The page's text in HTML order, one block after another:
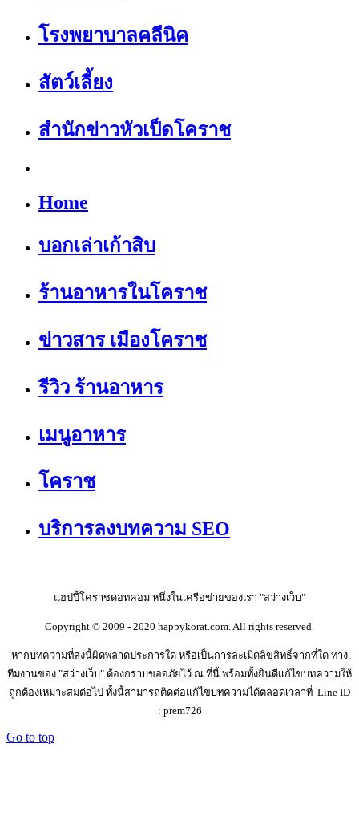
โรงพยาบาลคลีนิค
สัตว์เลี้ยง
สำนักข่าวหัวเป็ดโคราช
Home
บอกเล่าเก้าสิบ
ร้านอาหารในโคราช
ข่าวสาร เมืองโคราช
รีวิว ร้านอาหาร
เมนูอาหาร
โคราช
บริการลงบทความ SEO
แฮปปี้โคราชดอทคอม หนึ่งในเครือข่ายของเรา "สว่างเว็บ"
Copyright © 2009 - 2020 happykorat.com. All rights reserved.
หากบทความที่ลงนี้ผิดพลาดประการใด หรือเป็นการละเมิดลิขสิทธิ์จากที่ใด ทาง
ทีมงานของ "สว่างเว็บ" ต้องกราบขออภัยไว้ ณ ที่นี้ พร้อมทั้งยินดีแก้ไขบทความให้
ถูกต้องเหมาะสมต่อไป ทั้งนี้สามารถติดต่อแก้ไขบทความได้ตลอดเวลาที่ Line ID
: prem726
Go to top